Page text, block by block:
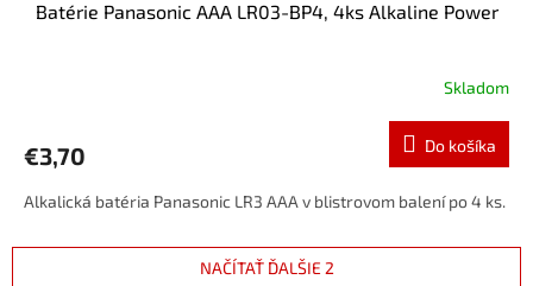
Batérie Panasonic AAA LR03-BP4, 4ks Alkaline Power
Skladom
€3,70 Do košíka
Alkalická batéria Panasonic LR3 AAA v blistrovom balení po 4 ks.
NAČÍTAŤ ĎALŠIE 2